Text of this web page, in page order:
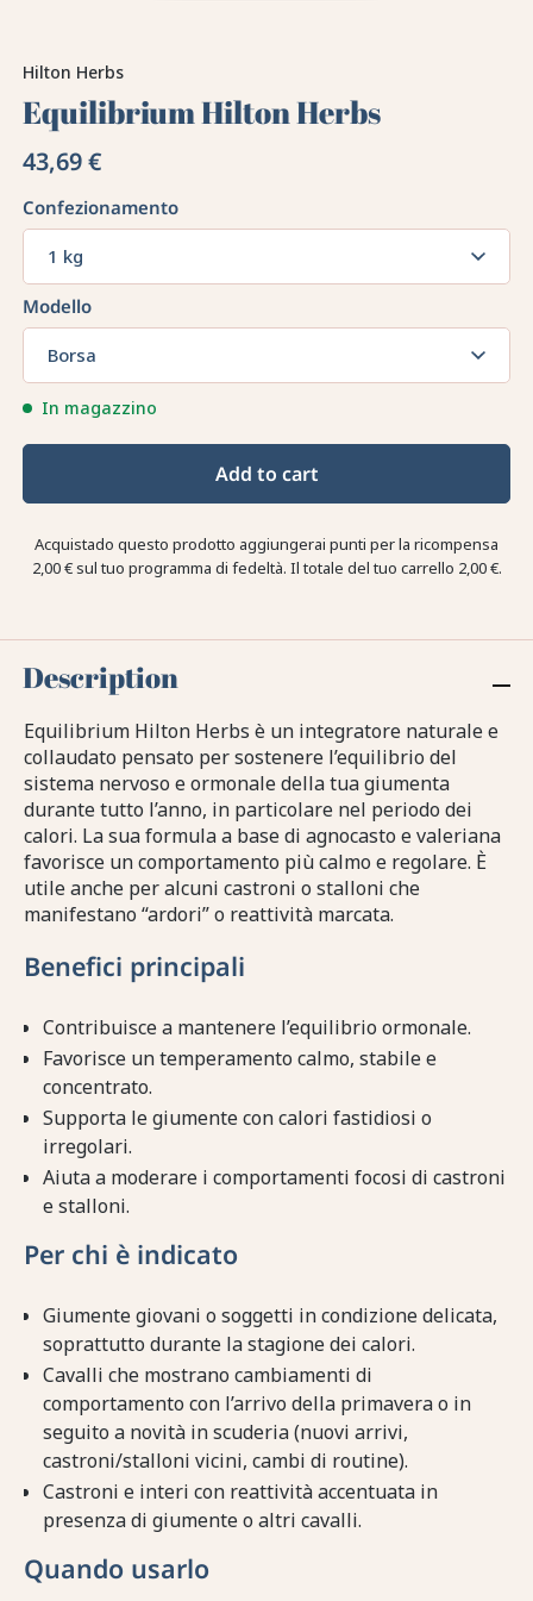
Hilton Herbs
Equilibrium Hilton Herbs
43,69 €
Confezionamento
1 kg
Modello
Borsa
In magazzino
Add to cart
Acquistado questo prodotto aggiungerai punti per la ricompensa
2,00 €sul tuo programma di fedeltà. Il totale del tuo carrello 2,00 €.
Description
Equilibrium Hilton Herbs è un integratore naturale e
collaudato pensato per sostenere l’equilibrio del
sistema nervoso e ormonale della tua giumenta
durante tutto l’anno, in particolare nel periodo dei
calori. La sua formula a base di agnocasto e valeriana
favorisce un comportamento più calmo e regolare. È
utile anche per alcuni castroni o stalloni che
manifestano “ardori” o reattività marcata.
Benefici principali
Contribuisce a mantenere l’equilibrio ormonale.
Favorisce un temperamento calmo, stabile e
concentrato.
Supporta le giumente con calori fastidiosi o
irregolari.
Aiuta a moderare i comportamenti focosi di castroni
e stalloni.
Per chi è indicato
Giumente giovani o soggetti in condizione delicata,
soprattutto durante la stagione dei calori.
Cavalli che mostrano cambiamenti di
comportamento con l’arrivo della primavera o in
seguito a novità in scuderia (nuovi arrivi,
castroni/stalloni vicini, cambi di routine).
Castroni e interi con reattività accentuata in
presenza di giumente o altri cavalli.
Quando usarlo